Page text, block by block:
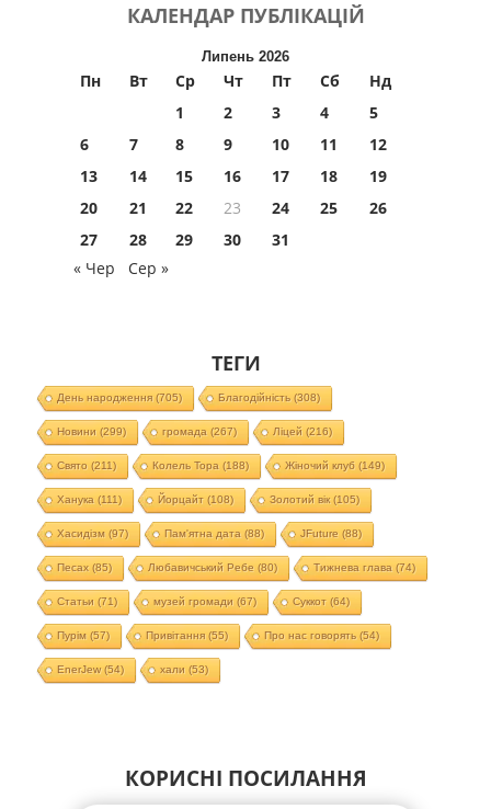
КАЛЕНДАР ПУБЛІКАЦІЙ
Липень 2026
Пн Вт Ср Чт Пт Сб
Нд
1
2 3 4
5
6
7 8 9 10 11
12
13
14 15 16 17 18
19
20
21 22 23 24 25
26
27
28 29 30
31
« Чер
Сер »
ТЕГИ
День народження(705) Благодійність (308)
Новини (299) громада (267) Ліцей (216)
Свято (211) Колель Тора (188) Жіночий клуб (149)
Ханука (111) Йорцайт (108) Золотий вік(105)
Хасидізм (97) Пам'ятна дата (88) JFuture (88)
Песах(85) Любавичський Ребе (80) Тижнева глава (74)
Статьи (71) музей громади (67) Суккот (64)
Пурім (57) Привітання(55) Про нас говорять (54)
EnerJew(54) хали (53)
КОРИСНІ ПОСИЛАННЯ